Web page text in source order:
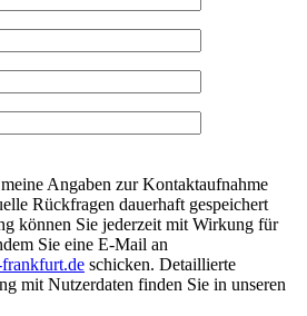
Angaben zur Kontaktaufnahme
Rückfragen dauerhaft gespeichert
können Sie jederzeit mit Wirkung für
Sie eine E-Mail an
schicken. Detaillierte
mit Nutzerdaten finden Sie in unseren